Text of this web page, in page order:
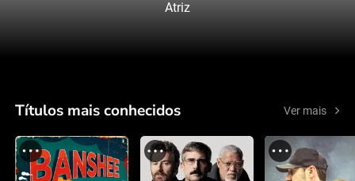
Atriz
Títulos mais conhecidos Ver mais